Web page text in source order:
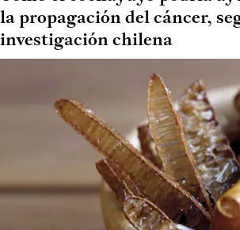
la propagación del cáncer,
investigación chilena